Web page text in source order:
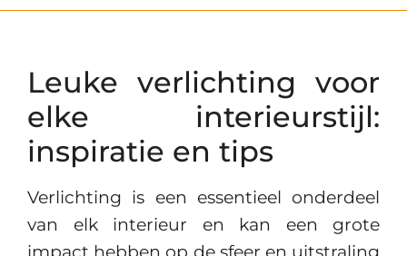
Leuke verlichting voor
elke interieurstijl:
inspiratie en tips
Verlichting is een essentieel onderdeel
van elk interieur en kan een grote